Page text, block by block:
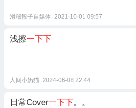
滑稽段子自媒体 2021-10-01 09:57
浅擦一下下
人间小奶猫 2024-06-08 22:44
日常Cover一下下。。